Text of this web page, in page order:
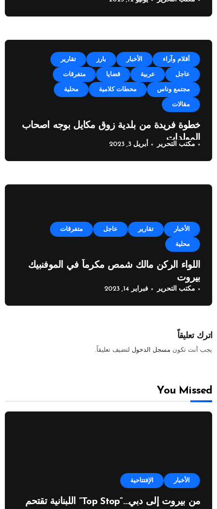
أقلام وآراء الأخبار بارز تقارير
عاجل عربية قضايا متفرقات
مجتمع وناس محطات كلامية محلية
مقالات
خطوة فريدة من بلدية زوق مكايل بوجه اصحاب
المولدات
مكتب التحرير أبريل 3, 2023
الأخبار تقارير عاجل متفرقات
محلية
اللواء الركن مالك شمص مكرماً في الموفنبيك
بيروت
مكتب التحرير فبراير 14, 2023
اترك تعليقاً
يجب أنت تكون مسجل الدخول لتضيف تعليقاً.
You Missed
الأخبار الإفتتاحية
من بيروت إلى دبي…”Top Stop” اللبنانية تقتحم